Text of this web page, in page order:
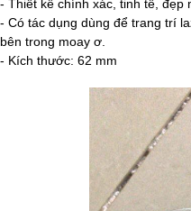
- Thiết kế chính xác, tinh tế, đẹp
- Có tác dụng dùng để trang trí
bên trong moay ơ.
- Kích thước: 62 mm